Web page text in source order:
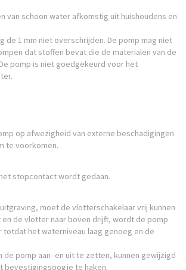
van schoon water afkomstig uit huishoudens en
1 mm niet overschrijden. De pomp mag niet
dat stoffen bevat die de materialen van de
pomp is niet goedgekeurd voor het
op afwezigheid van externe beschadigingen
te voorkomen.
stopcontact wordt gedaan.
moet de vlotterschakelaar vrij kunnen
de vlotter naar boven drijft, wordt de pomp
het waterniveau laag genoeg en de
pomp aan- en uit te zetten, kunnen gewijzigd
bevestigingsoogje te haken.